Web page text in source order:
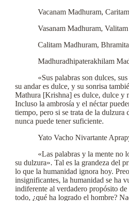
Vacanam Madhuram,
Vasanam Madhuram,
Calitam Madhuram,
Madhuradhipaterakhilam
«Sus palabras son dulces,
su andar es dulce, y su sonrisa
Mathura [Krishna] es dulce, dulce y
Incluso la ambrosía y el néctar
tiempo, pero si se trata de la
nunca puede tener suficiente.
Yato Vacho Nivartante
«Las palabras y la mente no
su dulzura». Tal es la grandeza del
lo que la humanidad ignora hoy.
insignificantes, la humanidad se ha
indiferente al verdadero propósito
todo, ¿qué ha logrado el hombre?